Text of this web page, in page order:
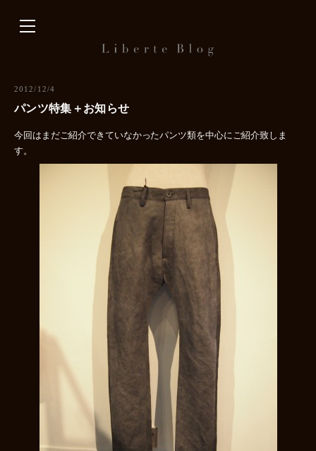
プ
2012/12/4
パンツ特集＋お知らせ
今回はまだご紹介できていなかったパンツ類を中心にご紹介致しま
す。